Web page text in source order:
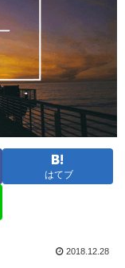
はてブ
2018.12.28